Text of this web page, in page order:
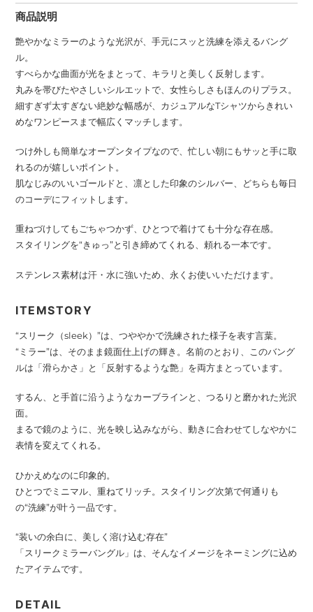
を
追
加
す
る
商品説明
艶やかなミラーのような光沢が、手元にスッと洗練を添えるバング
ル。
すべらかな曲面が光をまとって、キラリと美しく反射します。
丸みを帯びたやさしいシルエットで、女性らしさもほんのりプラス。
細すぎず太すぎない絶妙な幅感が、カジュアルなTシャツからきれい
めなワンピースまで幅広くマッチします。
つけ外しも簡単なオープンタイプなので、忙しい朝にもサッと手に取
れるのが嬉しいポイント。
肌なじみのいいゴールドと、凛とした印象のシルバー、どちらも毎日
のコーデにフィットします。
重ねづけしてもごちゃつかず、ひとつで着けても十分な存在感。
スタイリングを“きゅっ”と引き締めてくれる、頼れる一本です。
ステンレス素材は汗・水に強いため、永くお使いいただけます。
ITEMSTORY
“スリーク（sleek）”は、つややかで洗練された様子を表す言葉。
“ミラー”は、そのまま鏡面仕上げの輝き。名前のとおり、このバング
ルは「滑らかさ」と「反射するような艶」を両方まとっています。
するん、と手首に沿うようなカーブラインと、つるりと磨かれた光沢
面。
まるで鏡のように、光を映し込みながら、動きに合わせてしなやかに
表情を変えてくれる。
ひかえめなのに印象的。
ひとつでミニマル、重ねてリッチ。スタイリング次第で何通りも
の“洗練”が叶う一品です。
“装いの余白に、美しく溶け込む存在”
「スリークミラーバングル」は、そんなイメージをネーミングに込め
たアイテムです。
DETAIL